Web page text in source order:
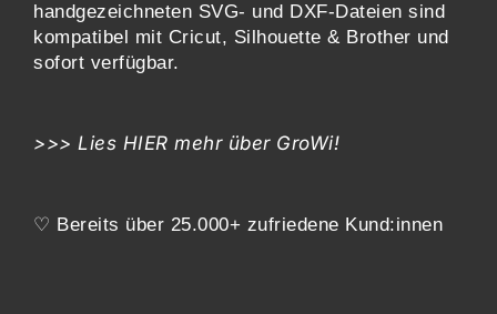
handgezeichneten SVG- und DXF-Dateien sind
kompatibel mit Cricut, Silhouette & Brother und
sofort verfügbar.
>>> Lies HIER mehr über GroWi!
♡ Bereits über 25.000+ zufriedene Kund:innen